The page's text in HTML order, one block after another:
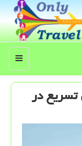
منو
تسریع در